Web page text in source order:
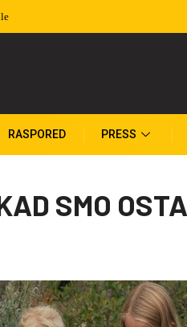
RASPORED PRESS
SMO